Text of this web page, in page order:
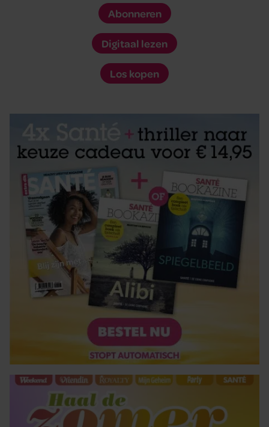
Abonneren
Digitaal lezen
Los kopen